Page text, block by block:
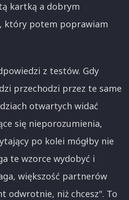
kartką a dobrym
który potem poprawiam
z testów. Gdy
przechodzi przez te same
otwartych widać
się nieporozumienia,
po kolei mógłby nie
te wzorce wydobyć i
większość partnerów
odwrotnie, niż chcesz". To